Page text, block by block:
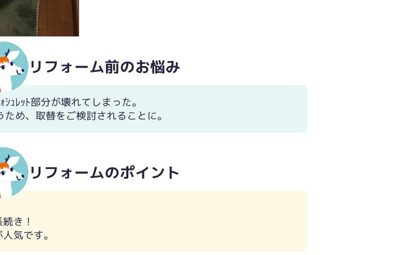
リフォーム前のお悩み
ｭﾚｯﾄ部分が壊れてしまった。
め、取替をご検討されることに。
リフォームのポイント
き！
気です。